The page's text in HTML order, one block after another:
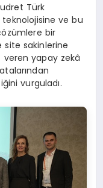
Türk
teknolojisine ve bu
bir
site sakinlerine
yapay zekâ
vurguladı.